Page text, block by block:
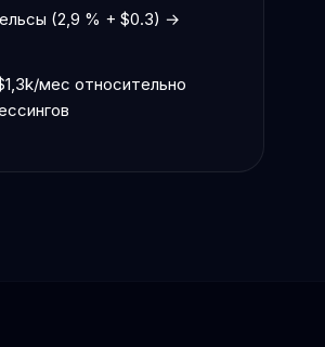
(2,9 % + $0.3) →
мес относительно